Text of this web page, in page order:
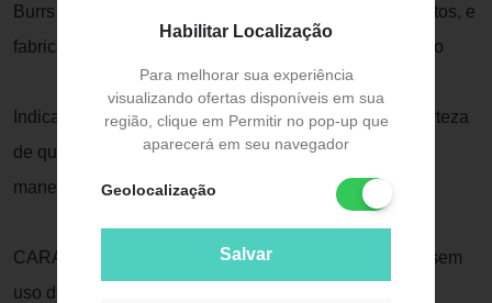
Habilitar Localização
Para melhorar sua experiência
visualizando ofertas disponíveis em sua
região, clique em Permitir no pop-up que
aparecerá em seu navegador
Geolocalização
Salvar
Burrs é uma escova confeccionada em diversos formatos, e
fabricada em material sintético similar a crina de cavalo
Indicada em polimento de resinas e cerâmicas, é a certeza
de que você conseguirá um polimento e brilho final de
maneira incrível
CARACTERÍSTICAS::: Resinas e cerâmicas com ou sem
uso de pasta de polimento.:: Fabricada em material